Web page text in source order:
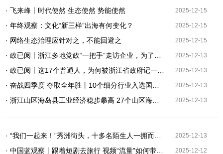
· 飞来峰丨时代使然 生态使然 势能使然 2025-12-15
· 年终观察：文化“新三样”出海有何变化？ 2025-12-15
· 网络生态治理应针对之，不能回避之 2025-12-15
2025-12-13
2025-12-13
2025-12-13
2025-12-13
2025-12-13
2025-12-12